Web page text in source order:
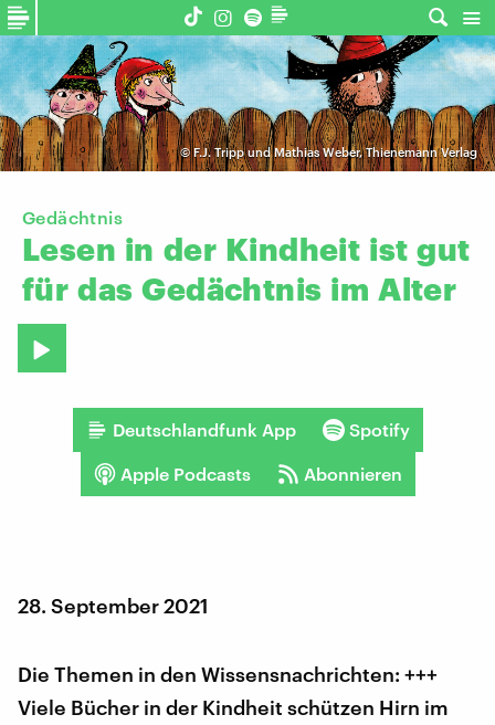
©F.J. Tripp und Mathias Weber, Thienemann Verlag
Gedächtnis
Lesen in der Kindheit ist gut
für das Gedächtnis im Alter
Deutschlandfunk App Spotify
Apple Podcasts Abonnieren
28. September 2021
Die Themen in den Wissensnachrichten: +++
Viele Bücher in der Kindheit schützen Hirn im